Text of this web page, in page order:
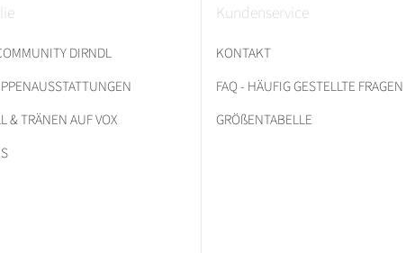
DIRNDL
& TRÄNEN AUF VOX
Kundenservice
KONTAKT
FAQ - HÄUFIG GESTELLTE FRAGEN
GRÖßENTABELLE